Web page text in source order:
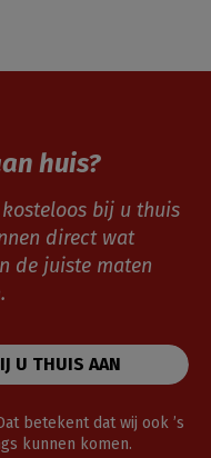
huis?
bij u thuis
direct wat
de juiste maten
U THUIS AAN
betekent dat wij ook ’s
kunnen komen.